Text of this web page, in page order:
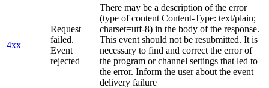
4xx
Request
failed.
Event
rejected
There may be a description of the error
(type of content Content-Type: text/plain;
charset=utf-8) in the body of the response.
This event should not be resubmitted. It is
necessary to find and correct the error of
the program or channel settings that led to
the error. Inform the user about the event
delivery failure